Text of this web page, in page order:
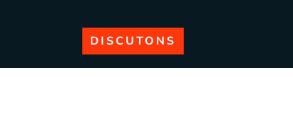
DISCUTONS